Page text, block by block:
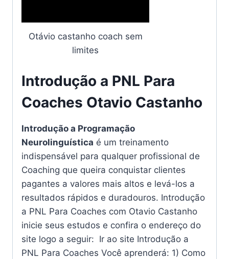
Otávio castanho coach sem
limites
Introdução a PNL Para
Coaches Otavio Castanho
Introdução a Programação
Neurolinguística é um treinamento
indispensável para qualquer profissional de
Coaching que queira conquistar clientes
pagantes a valores mais altos e levá-los a
resultados rápidos e duradouros. Introdução
a PNL Para Coaches com Otavio Castanho
inicie seus estudos e confira o endereço do
site logo a seguir: Ir ao site Introdução a
PNL Para Coaches Você aprenderá: 1) Como